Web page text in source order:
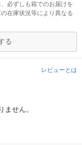
必ずしも箱でのお届けを
在庫状況等により異なる
る
レビューとは
ません。